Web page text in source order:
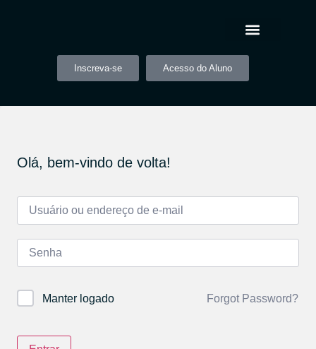
Inscreva-se Acesso do Aluno
Olá, bem-vindo de volta!
Manter logado Forgot Password?